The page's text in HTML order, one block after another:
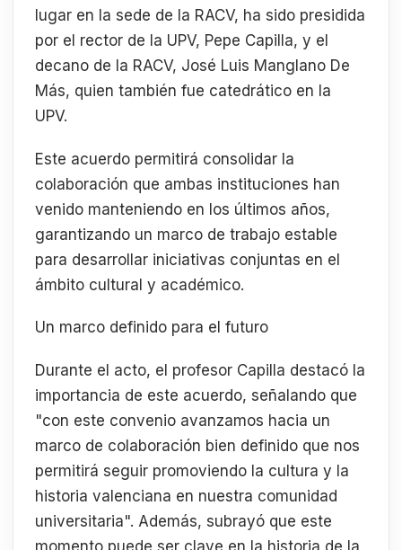
lugar en la sede de la RACV, ha sido presidida
por el rector de la UPV, Pepe Capilla, y el
decano de la RACV, José Luis Manglano De
Más, quien también fue catedrático en la
UPV.
Este acuerdo permitirá consolidar la
colaboración que ambas instituciones han
venido manteniendo en los últimos años,
garantizando un marco de trabajo estable
para desarrollar iniciativas conjuntas en el
ámbito cultural y académico.
Un marco definido para el futuro
Durante el acto, el profesor Capilla destacó la
importancia de este acuerdo, señalando que
"con este convenio avanzamos hacia un
marco de colaboración bien definido que nos
permitirá seguir promoviendo la cultura y la
historia valenciana en nuestra comunidad
universitaria". Además, subrayó que este
momento puede ser clave en la historia de la